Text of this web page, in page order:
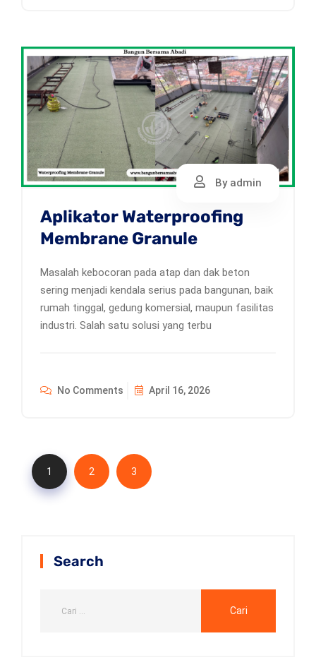
By admin
Aplikator Waterproofing
Membrane Granule
Masalah kebocoran pada atap dan dak beton
sering menjadi kendala serius pada bangunan, baik
rumah tinggal, gedung komersial, maupun fasilitas
industri. Salah satu solusi yang terbu
No Comments April 16, 2026
1 2 3
Search